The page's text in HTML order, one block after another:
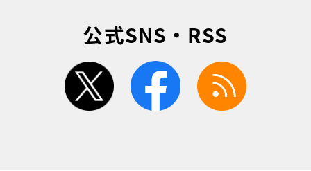
公式SNS・RSS
twitter facebook